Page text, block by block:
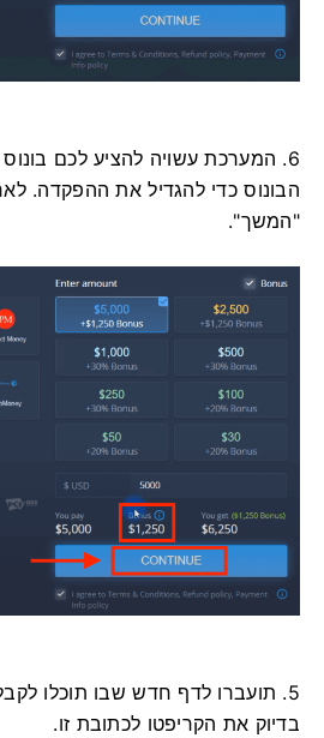
6. המערכת עשויה להציע לכם
הבונוס כדי להגדיל את ההפקדה.
"המשך".
5. תועברו לדף חדש שבו תוכלו
בדיוק את הקריפטו לכתובת זו.